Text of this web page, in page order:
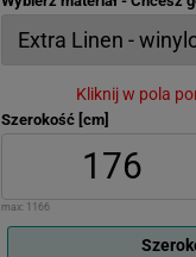
Kliknij w pola
Szerokość [cm]
max: 1166